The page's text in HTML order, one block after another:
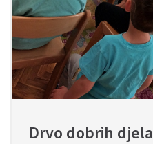
Drvo dobrih djela